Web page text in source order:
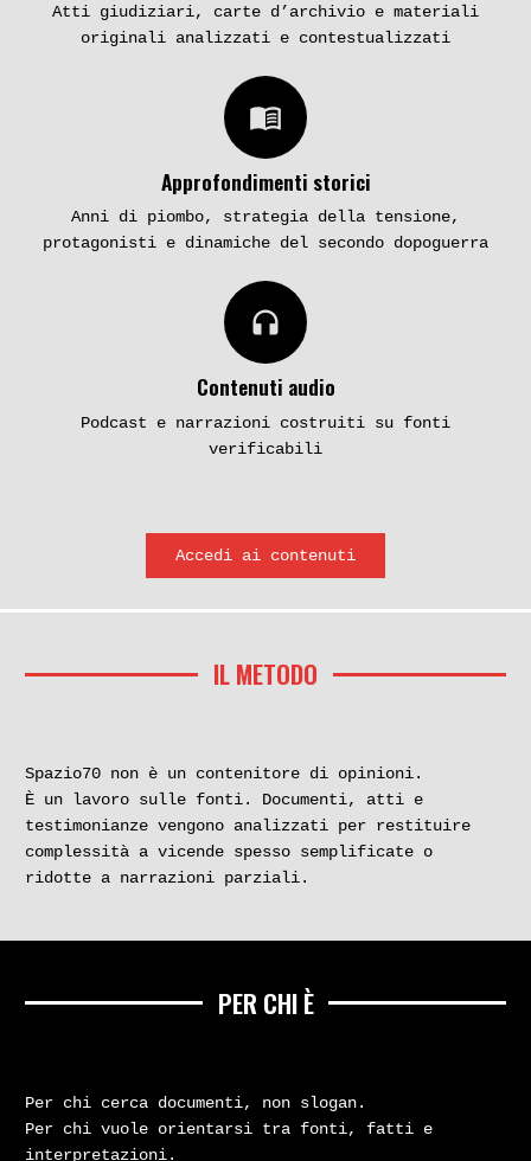
Atti giudiziari, carte d’archivio e materiali
originali analizzati e contestualizzati
menu_book
Approfondimenti storici
Anni di piombo, strategia della tensione,
protagonisti e dinamiche del secondo dopoguerra
headphones
Contenuti audio
Podcast e narrazioni costruiti su fonti
verificabili
Accedi ai contenuti
IL METODO
Spazio70 non è un contenitore di opinioni.
È un lavoro sulle fonti. Documenti, atti e
testimonianze vengono analizzati per restituire
complessità a vicende spesso semplificate o
ridotte a narrazioni parziali.
PER CHI È
Per chi cerca documenti, non slogan.
Per chi vuole orientarsi tra fonti, fatti e
interpretazioni.